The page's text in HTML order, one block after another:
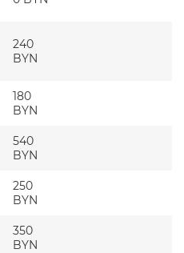
240
BYN
180
BYN
540
BYN
250
BYN
350
BYN